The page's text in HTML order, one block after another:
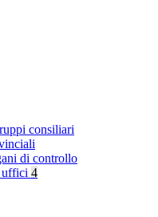
consiliari
di controllo
uffici 4